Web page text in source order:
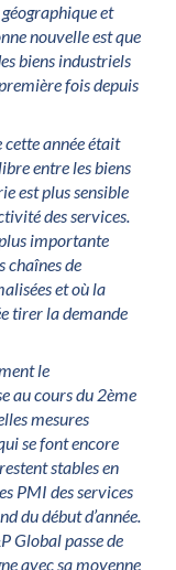
et
nouvelle est que
biens industriels
fois depuis
cette année était
entre les biens
est plus sensible
des services.
importante
chaînes de
et où la
tirer la demande
le
au cours du 2ème
mesures
se font encore
stables en
PMI des services
du début d’année.
Global passe de
avec sa moyenne